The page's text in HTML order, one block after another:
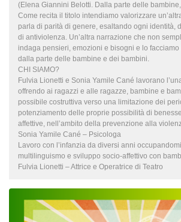
(Elena Giannini Belotti. Dalla parte delle
Come recita il titolo intendiamo valorizzare
parla di parità di genere, esaltando ogni identità,
di antiviolenza. Un’altra narrazione che non
indaga pensieri, emozioni e bisogni e lo facciamo
dalla parte delle bambine e dei bambini.
CHI SIAMO?
Fulvia Lionetti e Sonia Yamile Cané lavorano
offrendo ai ragazzi e alle ragazze, bambine e
possibile costruttiva verso una limitazione dei
potenziamento delle proprie possibilità di
affettive, nell’ambito della prevenzione alla
Sonia Yamile Cané – Psicologa
Lavoro con l’infanzia da diversi anni
multilinguismo e sviluppo socio-affettivo con
Fulvia Lionetti – Attrice e Operatrice di Teatro